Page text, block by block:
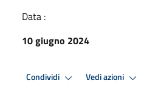
Data :
10 giugno 2024
Condividi Vedi azioni